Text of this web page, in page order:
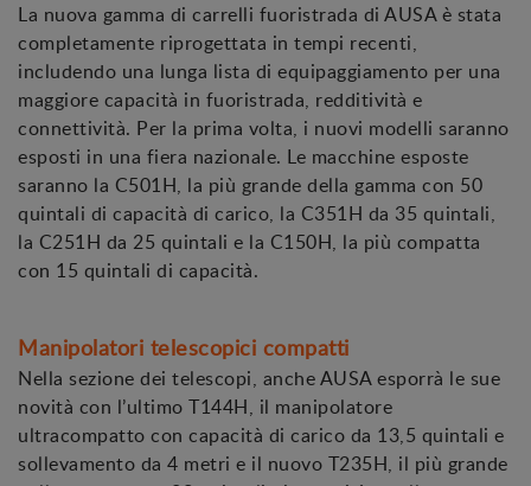
La nuova gamma di carrelli fuoristrada di AUSA è stata
completamente riprogettata in tempi recenti,
includendo una lunga lista di equipaggiamento per una
maggiore capacità in fuoristrada, redditività e
connettività. Per la prima volta, i nuovi modelli saranno
esposti in una fiera nazionale. Le macchine esposte
saranno la C501H, la più grande della gamma con 50
quintali di capacità di carico, la C351H da 35 quintali,
la C251H da 25 quintali e la C150H, la più compatta
con 15 quintali di capacità.
Manipolatori telescopici compatti
Nella sezione dei telescopi, anche AUSA esporrà le sue
novità con l’ultimo T144H, il manipolatore
ultracompatto con capacità di carico da 13,5 quintali e
sollevamento da 4 metri e il nuovo T235H, il più grande